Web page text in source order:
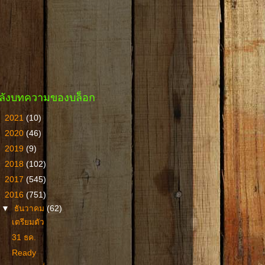
งบทความของบล็อก
2021 (10)
2020 (46)
2019 (9)
2018 (102)
2017 (545)
2016 (751)
▼ ธันวาคม(62)
เตรียมตัว
31 ธค.
Ready